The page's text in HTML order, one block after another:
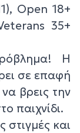
Open 18+
35+
Η
σε επαφή
βρεις την
παιχνίδι.
στιγμές και